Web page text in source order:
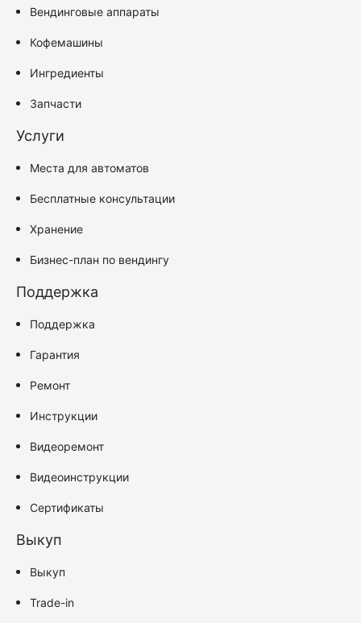
Вендинговые аппараты
Кофемашины
Ингредиенты
Запчасти
Услуги
Места для автоматов
Бесплатные консультации
Хранение
Бизнес-план по вендингу
Поддержка
Поддержка
Гарантия
Ремонт
Инструкции
Видеоремонт
Видеоинструкции
Сертификаты
Выкуп
Выкуп
Trade-in